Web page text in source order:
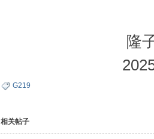
隆子县公安
2025年11
G219
相关帖子